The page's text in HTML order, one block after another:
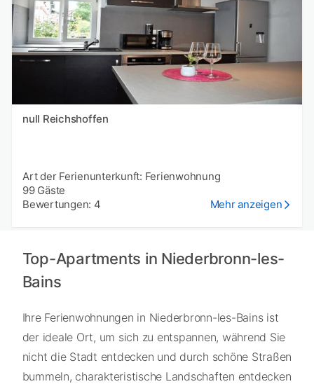
null Reichshoffen
Art der Ferienunterkunft: Ferienwohnung
99 Gäste
Bewertungen: 4
Mehr anzeigen
Top-Apartments in Niederbronn-les-
Bains
Ihre Ferienwohnungen in Niederbronn-les-Bains ist
der ideale Ort, um sich zu entspannen, während Sie
nicht die Stadt entdecken und durch schöne Straßen
bummeln, charakteristische Landschaften entdecken